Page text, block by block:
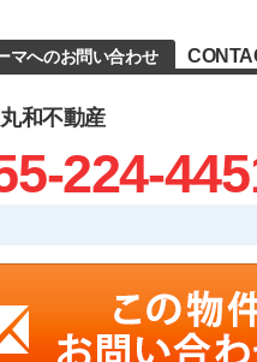
マへのお問い合わせ
和不動産
224-